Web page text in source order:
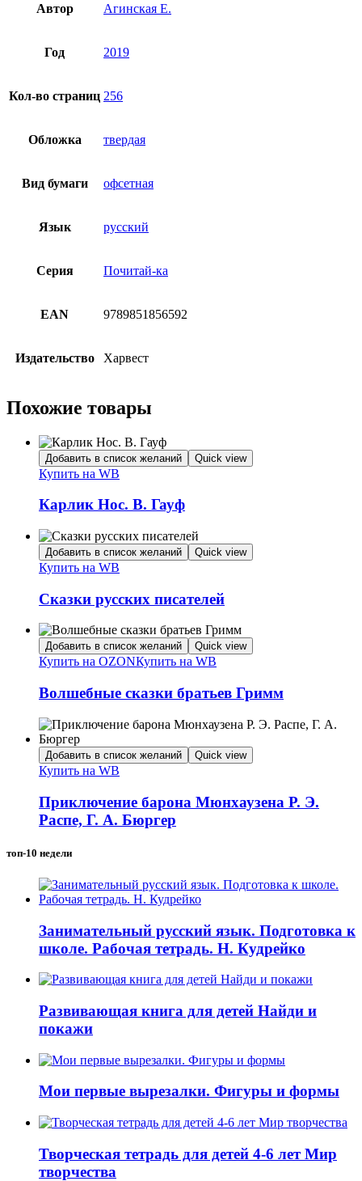
Автор Агинская Е.
Год 2019
Кол-во страниц 256
Обложка твердая
Вид бумаги офсетная
Язык русский
Серия Почитай-ка
EAN 9789851856592
Издательство Харвест
Похожие товары
Добавить в список желаний Quick view
Купить на WB
Карлик Нос. В. Гауф
Добавить в список желаний Quick view
Купить на WB
Сказки русских писателей
Добавить в список желаний Quick view
Купить на OZONКупить на WB
Волшебные сказки братьев Гримм
Добавить в список желаний Quick view
Купить на WB
Приключение барона Мюнхаузена Р. Э.
Распе, Г. А. Бюргер
топ-10 недели
Занимательный русский язык. Подготовка к
школе. Рабочая тетрадь. Н. Кудрейко
Развивающая книга для детей Найди и
покажи
Мои первые вырезалки. Фигуры и формы
Творческая тетрадь для детей 4-6 лет Мир
творчества